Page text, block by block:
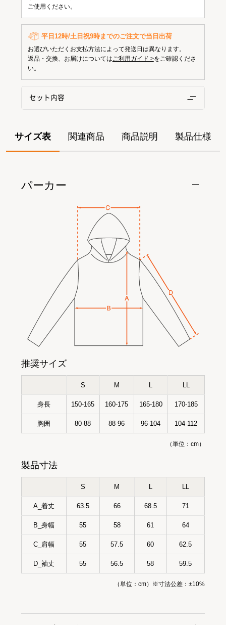
ご使用ください。
平日12時/土日祝9時までのご注文で当日出荷
お選びいただくお支払方法によって発送日は異なります。
返品・交換、お届けについてはご利用ガイド >をご確認くださ
い。
セット内容
サイズ表 関連商品 商品説明 製品仕様
パーカー
推奨サイズ
S M L LL
身長 150-165 160-175 165-180 170-185
胸囲 80-88 88-96 96-104 104-112
（単位：cm）
製品寸法
S M L LL
A_着丈 63.5 66 68.5 71
B_身幅 55 58 61 64
C_肩幅 55 57.5 60 62.5
D_袖丈 55 56.5 58 59.5
（単位：cm）※寸法公差：±10%